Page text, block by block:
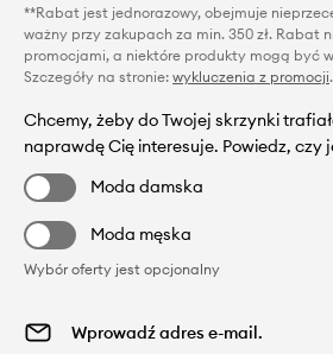
**Rabat jest jednorazowy, obejmuje
ważny przy zakupach za min. 350 zł. Rabat
promocjami, a niektóre produkty mogą być
Szczegóły na stronie: wykluczenia z promocji.
Chcemy, żeby do Twojej skrzynki
naprawdę Cię interesuje. Powiedz, czy
Moda damska
Moda męska
Wybór oferty jest opcjonalny